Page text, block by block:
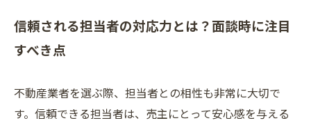
信頼される担当者の対応力とは？面談時に注目
すべき点
不動産業者を選ぶ際、担当者との相性も非常に大切で
す。信頼できる担当者は、売主にとって安心感を与える